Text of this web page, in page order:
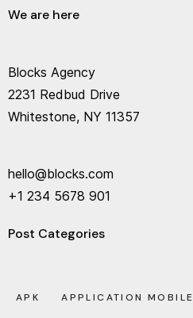
We are here
Blocks Agency
2231 Redbud Drive
Whitestone, NY 11357
hello@blocks.com
+1 234 5678 901
Post Categories
APK APPLICATION MOBILE